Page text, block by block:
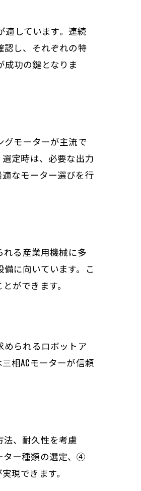
適しています。連続
認し、それぞれの特
功の鍵となりま
グモーターが主流で
定時は、必要な出力
なモーター選びを行
れる産業用機械に多
に向いています。こ
ができます。
められるロボットア
相ACモーターが信頼
、耐久性を考慮
ター種類の選定、④
現できます。